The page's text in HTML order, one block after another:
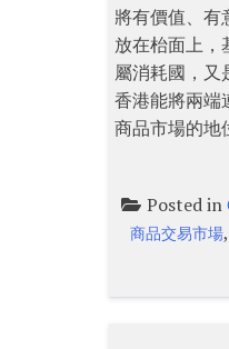
將有價值、有
放在枱面上，
屬消耗國，又
香港能將兩端
商品市場的地
Posted in
商品交易市場